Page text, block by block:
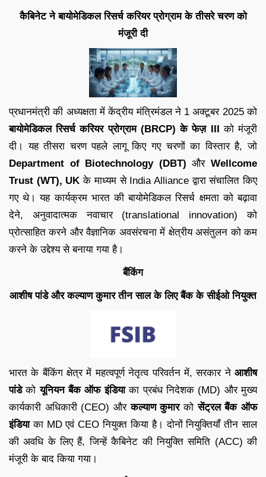
कैबिनेट ने बायोमेडिकल रिसर्च करियर प्रोग्राम के तीसरे चरण को
मंजूरी दी
प्रधानमंत्री की अध्यक्षता में केंद्रीय मंत्रिमंडल ने 1 अक्टूबर 2025 को
बायोमेडिकल रिसर्च करियर प्रोग्राम (BRCP) के फेज़ III
को मंजूरी
दी। यह तीसरा चरण पहले लागू किए गए चरणों का विस्तार है, जो
Department of Biotechnology (DBT) औरWellcome
Trust (WT), UK के माध्यम से India Alliance द्वारा संचालित किए
गए थे। यह कार्यक्रम भारत की बायोमेडिकल रिसर्च क्षमता को बढ़ावा
देने, अनुवादात्मक नवाचार (translational innovation) को
प्रोत्साहित करने और वैज्ञानिक अवसंरचना में क्षेत्रीय असंतुलन को कम
करने के उद्देश्य से बनाया गया है।
बैंकिंग
आशीष पांडे और कल्याण कुमार तीन साल के लिए बैंक के सीईओ नियुक्त
भारत के बैंकिंग क्षेत्र में महत्वपूर्ण नेतृत्व परिवर्तन में, सरकार ने आशीष
पांडेकोयूनियन बैंक ऑफ इंडियाका प्रबंध निदेशक (MD) और मुख्य
कार्यकारी अधिकारी (CEO) औरकल्याण कुमारकोसेंट्रल बैंक ऑफ
इंडियाका MD एवं CEO नियुक्त किया है। दोनों नियुक्तियाँ तीन साल
की अवधि के लिए हैं, जिन्हें कैबिनेट की नियुक्ति समिति (ACC) की
मंजूरी के बाद किया गया।